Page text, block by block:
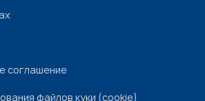
соглашение
файлов куки (cookie)